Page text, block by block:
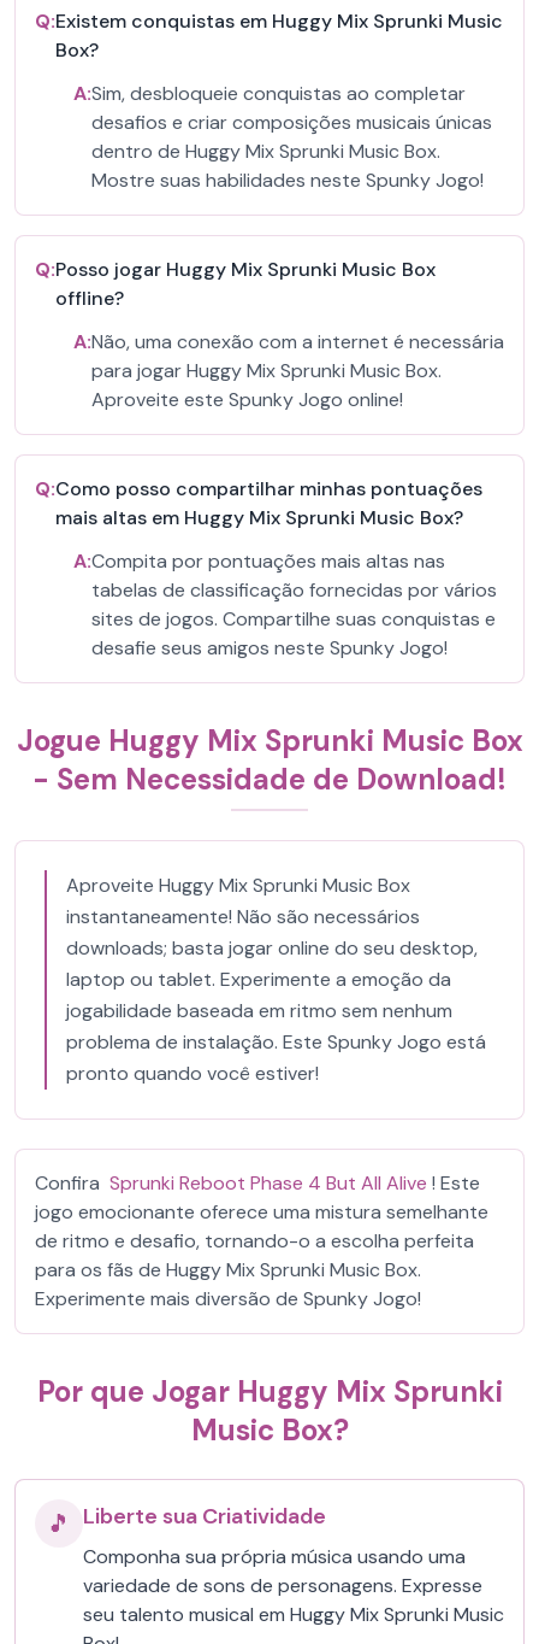
Q:Existem conquistas em Huggy Mix Sprunki Music
Box?
A:Sim, desbloqueie conquistas ao completar
desafios e criar composições musicais únicas
dentro de Huggy Mix Sprunki Music Box.
Mostre suas habilidades neste Spunky Jogo!
Q:Posso jogar Huggy Mix Sprunki Music Box
offline?
A:Não, uma conexão com a internet é necessária
para jogar Huggy Mix Sprunki Music Box.
Aproveite este Spunky Jogo online!
Q:Como posso compartilhar minhas pontuações
mais altas em Huggy Mix Sprunki Music Box?
A:Compita por pontuações mais altas nas
tabelas de classificação fornecidas por vários
sites de jogos. Compartilhe suas conquistas e
desafie seus amigos neste Spunky Jogo!
Jogue Huggy Mix Sprunki Music Box
- Sem Necessidade de Download!
Aproveite Huggy Mix Sprunki Music Box
instantaneamente! Não são necessários
downloads; basta jogar online do seu desktop,
laptop ou tablet. Experimente a emoção da
jogabilidade baseada em ritmo sem nenhum
problema de instalação. Este Spunky Jogo está
pronto quando você estiver!
Confira Sprunki Reboot Phase 4 But All Alive ! Este
jogo emocionante oferece uma mistura semelhante
de ritmo e desafio, tornando-o a escolha perfeita
para os fãs de Huggy Mix Sprunki Music Box.
Experimente mais diversão de Spunky Jogo!
Por que Jogar Huggy Mix Sprunki
Music Box?
🎵 Liberte sua Criatividade
Componha sua própria música usando uma
variedade de sons de personagens. Expresse
seu talento musical em Huggy Mix Sprunki Music